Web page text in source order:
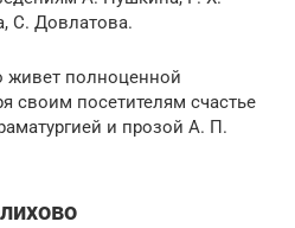
С. Довлатова.
живет полноценной
своим посетителям счастье
и прозой А. П.